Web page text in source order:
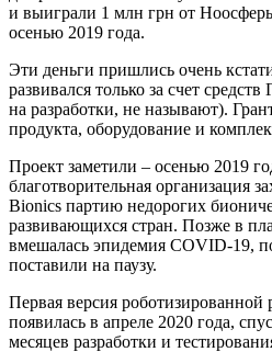
и выиграли 1 млн грн от
осенью 2019 года.
Эти деньги пришлись очень
развивался только за счет
на разработки, не называют).
продукта, оборудование и
Проект заметили – осенью 2019
благотворительная организация
Bionics партию недорогих
развивающихся стран. Позже в
вмешалась эпидемия COVID-19,
поставили на паузу.
Первая версия роботизированной
появилась в апреле 2020 года,
месяцев разработки и